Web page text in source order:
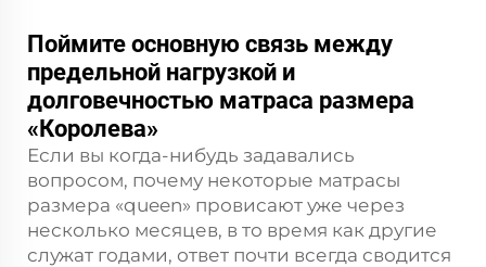
Поймите основную связь между
предельной нагрузкой и
долговечностью матраса размера
«Королева»
Если вы когда-нибудь задавались
вопросом, почему некоторые матрасы
размера «queen» провисают уже через
несколько месяцев, в то время как другие
служат годами, ответ почти всегда сводится